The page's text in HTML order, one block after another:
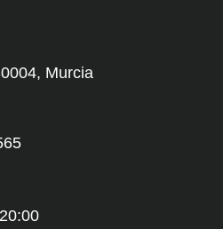
Murcia